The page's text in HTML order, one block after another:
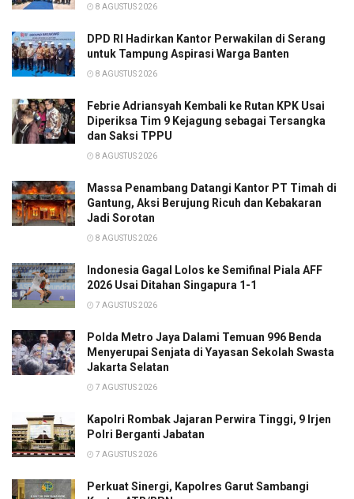
8 AGUSTUS 2026
DPD RI Hadirkan Kantor Perwakilan di Serang
untuk Tampung Aspirasi Warga Banten
8 AGUSTUS 2026
Febrie Adriansyah Kembali ke Rutan KPK Usai
Diperiksa Tim 9 Kejagung sebagai Tersangka
dan Saksi TPPU
8 AGUSTUS 2026
Massa Penambang Datangi Kantor PT Timah di
Gantung, Aksi Berujung Ricuh dan Kebakaran
Jadi Sorotan
8 AGUSTUS 2026
Indonesia Gagal Lolos ke Semifinal Piala AFF
2026 Usai Ditahan Singapura 1-1
7 AGUSTUS 2026
Polda Metro Jaya Dalami Temuan 996 Benda
Menyerupai Senjata di Yayasan Sekolah Swasta
Jakarta Selatan
7 AGUSTUS 2026
Kapolri Rombak Jajaran Perwira Tinggi, 9 Irjen
Polri Berganti Jabatan
7 AGUSTUS 2026
Perkuat Sinergi, Kapolres Garut Sambangi